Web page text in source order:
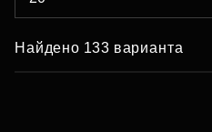
Найдено 133 варианта